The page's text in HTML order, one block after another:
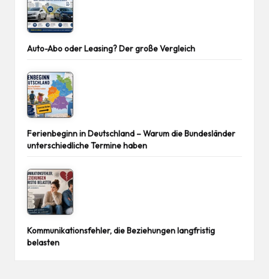
Auto-Abo oder Leasing? Der große Vergleich
Ferienbeginn in Deutschland – Warum die Bundesländer
unterschiedliche Termine haben
Kommunikationsfehler, die Beziehungen langfristig
belasten